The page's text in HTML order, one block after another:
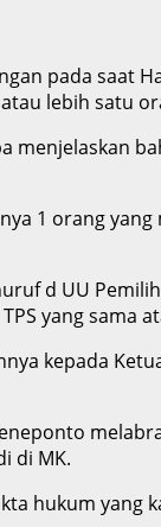
pada saat
lebih satu
1 orang
d UU
yang sama
kepada
di MK.
hukum